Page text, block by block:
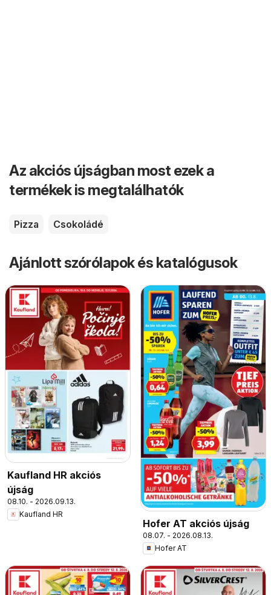
Az akciós újságban most ezek a
termékek is megtalálhatók
Pizza Csokoládé
Ajánlott szórólapok és katalógusok
Kaufland HR akciós
újság
08.10. - 2026.09.13.
Kaufland HR
Hofer AT akciós újság
08.07. - 2026.08.13.
Hofer AT